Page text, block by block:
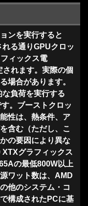
ンを実行すると
れる通りGPUクロッ
ィックス電
れます。実際の個
場合があります。
な負荷を実行する
。ブーストクロッ
性は、熱条件、ア
含む（ただし、こ
の要因により異な
グラフィックス
の最低800W以上
ワット数は、AMD
他のシステム・コ
構成されたPCに基